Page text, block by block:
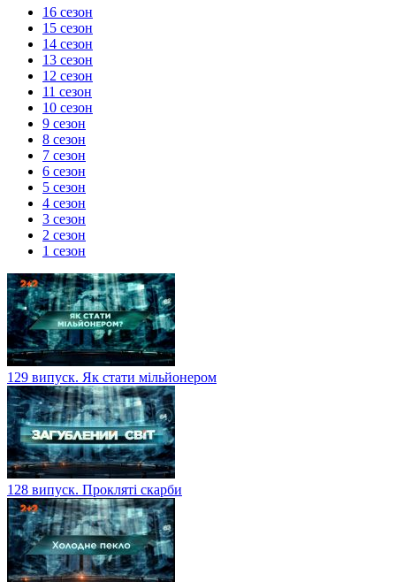
16 сезон
15 сезон
14 сезон
13 сезон
12 сезон
11 сезон
10 сезон
9 сезон
8 сезон
7 сезон
6 сезон
5 сезон
4 сезон
3 сезон
2 сезон
1 сезон
129 випуск. Як стати мільйонером
128 випуск. Прокляті скарби